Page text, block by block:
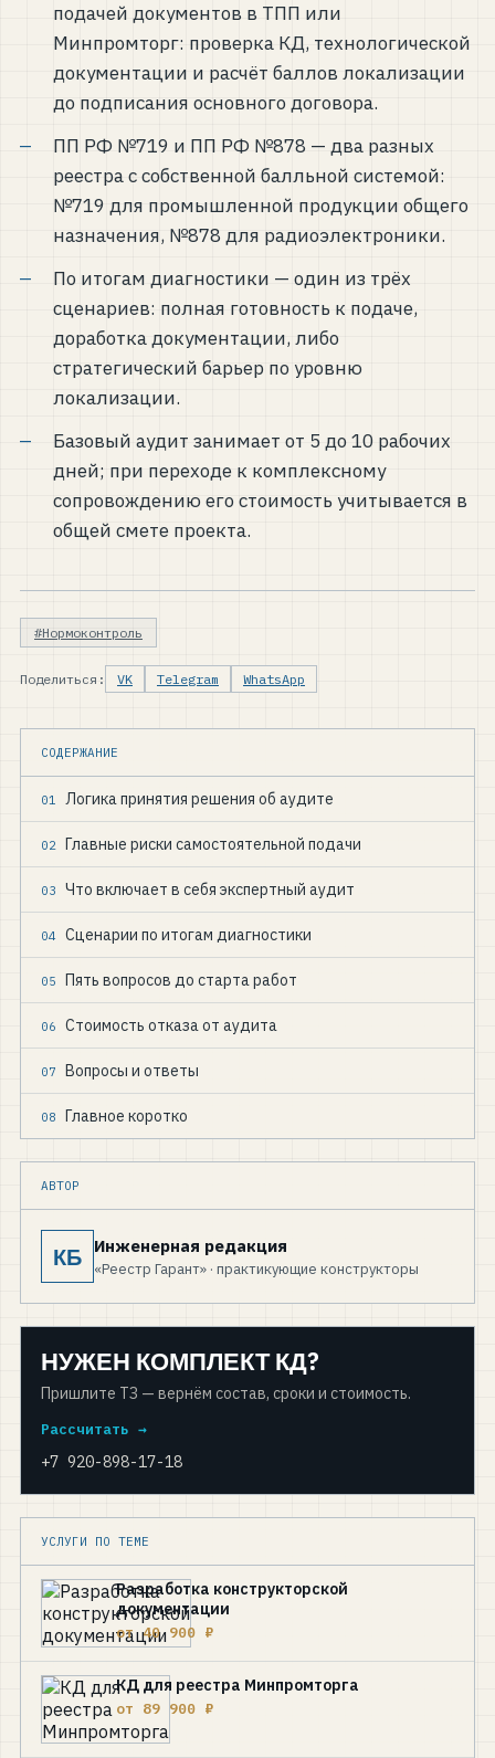
подачей документов в ТПП или
Минпромторг: проверка КД, технологической
документации и расчёт баллов локализации
до подписания основного договора.
ПП РФ №719 и ПП РФ №878 — два разных
реестра с собственной балльной системой:
№719 для промышленной продукции общего
назначения, №878 для радиоэлектроники.
По итогам диагностики — один из трёх
сценариев: полная готовность к подаче,
доработка документации, либо
стратегический барьер по уровню
локализации.
Базовый аудит занимает от 5 до 10 рабочих
дней; при переходе к комплексному
сопровождению его стоимость учитывается в
общей смете проекта.
#Нормоконтроль
Поделиться: VK Telegram WhatsApp
СОДЕРЖАНИЕ
01 Логика принятия решения об аудите
02 Главные риски самостоятельной подачи
03 Что включает в себя экспертный аудит
04 Сценарии по итогам диагностики
05 Пять вопросов до старта работ
06 Стоимость отказа от аудита
07 Вопросы и ответы
08 Главное коротко
АВТОР
КБ Инженерная редакция
«Реестр Гарант» · практикующие конструкторы
НУЖЕН КОМПЛЕКТ КД?
Пришлите ТЗ — вернём состав, сроки и стоимость.
Рассчитать →
+7 920-898-17-18
УСЛУГИ ПО ТЕМЕ
Разработка конструкторской
документации
от 40 900 ₽
КД для реестра Минпромторга
от 89 900 ₽